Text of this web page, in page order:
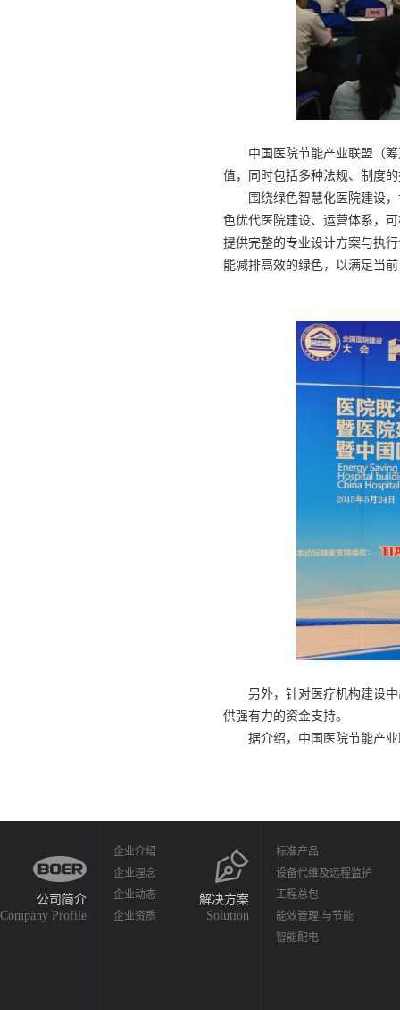
中国医院节能产业联盟（筹
值，同时包括多种法规、制度
围绕绿色智慧化医院建设，
色优代医院建设、运营体系，
提供完整的专业设计方案与执
能减排高效的绿色，以满足当
另外，针对医疗机构建设中
供强有力的资金支持。
据介绍，中国医院节能产业
公司简介
Company Profile
企业介绍
企业理念
企业动态
企业资质
解决方案
Solution
标准产品
设备代维及远程监护
工程总包
能效管理 与节能
智能配电